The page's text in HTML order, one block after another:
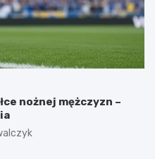
nożnej mężczyzn –